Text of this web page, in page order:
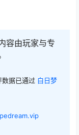
容由玩家与专
数据已通过 白日梦